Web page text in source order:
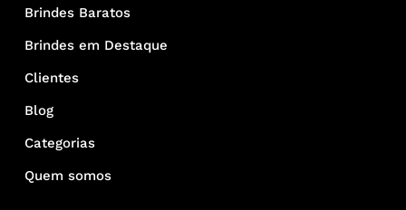
Brindes Baratos
Brindes em Destaque
Clientes
Blog
Categorias
Quem somos